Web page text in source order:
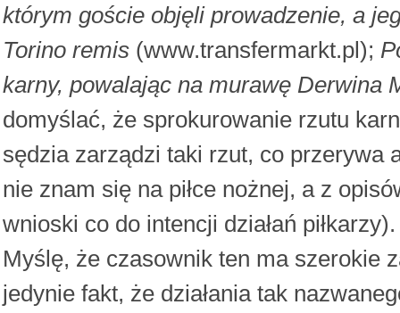
którym goście objęli prowadzenie, a
Torino remis (www.transfermarkt.pl);
karny, powalając na murawę Derwina
domyślać, że sprokurowanie rzutu
sędzia zarządzi taki rzut, co przerywa
nie znam się na piłce nożnej, a z
wnioski co do intencji działań piłkarzy).
Myślę, że czasownik ten ma szerokie
jedynie fakt, że działania tak